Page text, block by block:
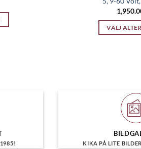
VÄLJ
KIKA PÅ LITE